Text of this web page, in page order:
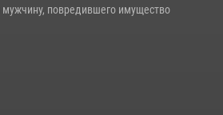
повредившего имущество